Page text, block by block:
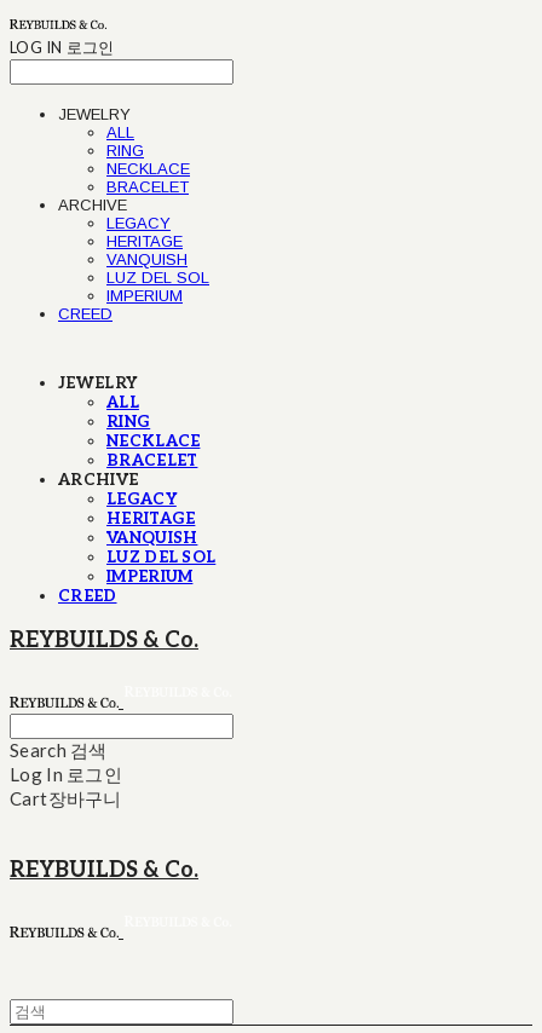
LOG IN 로그인
JEWELRY
ALL
RING
NECKLACE
BRACELET
ARCHIVE
LEGACY
HERITAGE
VANQUISH
LUZ DEL SOL
IMPERIUM
CREED
JEWELRY
ALL
RING
NECKLACE
BRACELET
ARCHIVE
LEGACY
HERITAGE
VANQUISH
LUZ DEL SOL
IMPERIUM
CREED
REYBUILDS & Co.
Search 검색
Log In 로그인
Cart장바구니
REYBUILDS & Co.